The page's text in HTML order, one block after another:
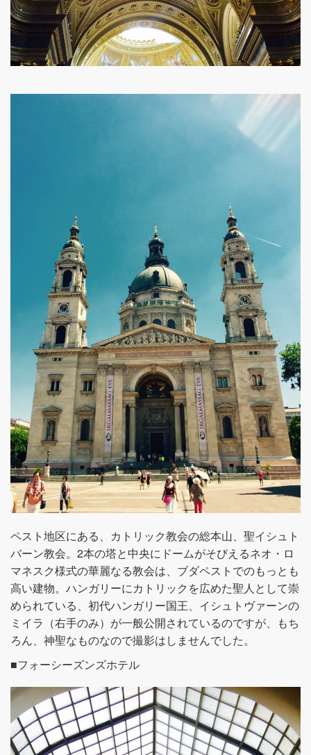
ペスト地区にある、カトリック教会の総本山、聖イシュト
バーン教会。2本の塔と中央にドームがそびえるネオ・ロ
マネスク様式の華麗なる教会は、ブダペストでのもっとも
高い建物。ハンガリーにカトリックを広めた聖人として崇
められている、初代ハンガリー国王、イシュトヴァーンの
ミイラ（右手のみ）が一般公開されているのですが、もち
ろん、神聖なものなので撮影はしませんでした。
■フォーシーズンズホテル